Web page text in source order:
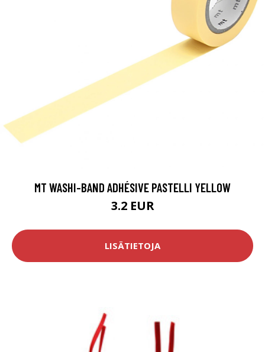
MT WASHI-BAND ADHÉSIVE PASTELLI YELLOW
3.2 EUR
LISÄTIETOJA